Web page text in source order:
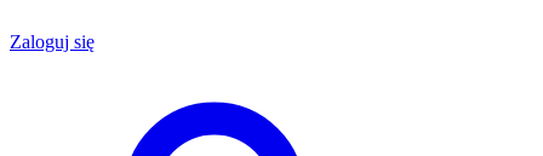
Zaloguj się